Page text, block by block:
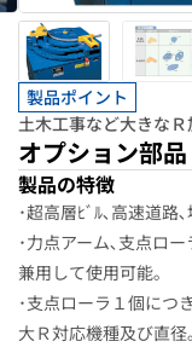
製品ポイント
土木工事など大きなＲ
オプション部
製品の特徴
･超高層ﾋﾞﾙ､高速道路
･力点アーム､支点ロ
兼用して使用可能｡
･支点ローラ１個につ
大Ｒ対応機種及び直径｡